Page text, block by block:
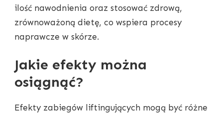
ilość nawodnienia oraz stosować zdrową,
zrównoważoną dietę, co wspiera procesy
naprawcze w skórze.
Jakie efekty można
osiągnąć?
Efekty zabiegów liftingujących mogą być różne